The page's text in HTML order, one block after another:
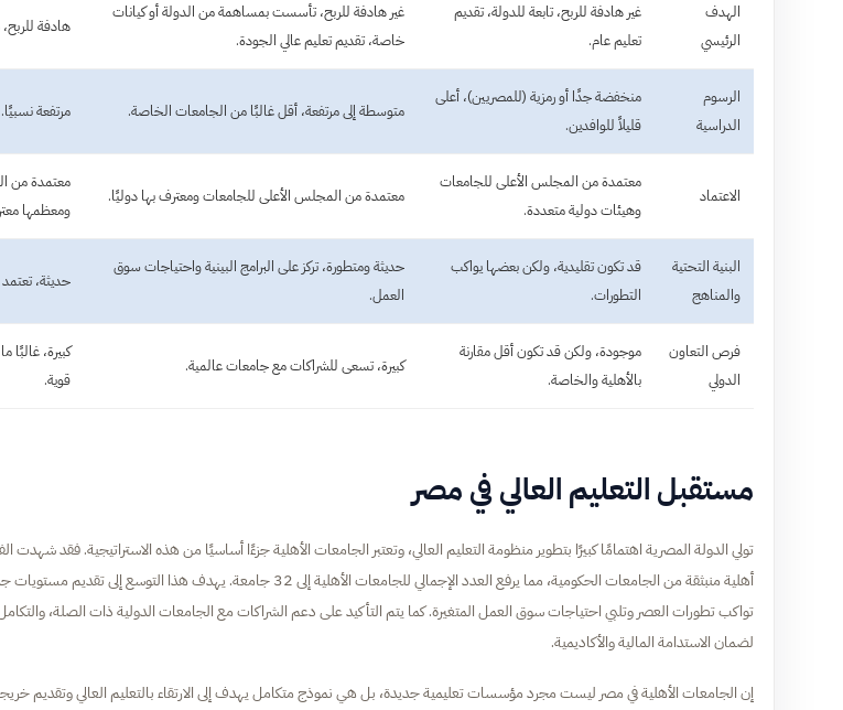
الهدف
الرئيسي
غير هادفة للربح، تابعة للدولة، تقديم
تعليم عام.
غير هادفة للربح، تأسست بمساهمة من الدولة أو كيانات
خاصة، تقديم تعليم عالي الجودة.
هادفة
الرسوم
الدراسية
منخفضة جدًا أو رمزية (للمصريين)، أعلى
قليلاً للوافدين.
متوسطة إلى مرتفعة، أقل غالبًا من الجامعات الخاصة. مرتفعة نسبيًا.
الاعتماد
معتمدة من المجلس الأعلى للجامعات
وهيئات دولية متعددة.
معتمدة من المجلس الأعلى للجامعات ومعترف بها دوليًا.
معتمدة من
ومعظمها
البنية التحتية
والمناهج
قد تكون تقليدية، ولكن بعضها يواكب
التطورات.
حديثة ومتطورة، تركز على البرامج البينية واحتياجات سوق
العمل.
حديثة،
فرص التعاون
الدولي
موجودة، ولكن قد تكون أقل مقارنة
بالأهلية والخاصة.
كبيرة، تسعى للشراكات مع جامعات عالمية.
كبيرة، غالبًا
قوية.
مستقبل التعليم العالي في مصر
أهلية منبثقة من الجامعات الحكومية، مما يرفع العدد الإجمالي للجامعات الأهلية إلى 32 جامعة. يهدف
تواكب تطورات العصر وتلبي احتياجات سوق العمل المتغيرة. كما يتم التأكيد على دعم الشراكات مع الجامعات الدولية ذات الصلة،
لضمان الاستدامة المالية والأكاديمية.
إن الجامعات الأهلية في مصر ليست مجرد مؤسسات تعليمية جديدة، بل هي نموذج متكامل يهدف إلى الارتقاء بالتعليم العالي وتقديم